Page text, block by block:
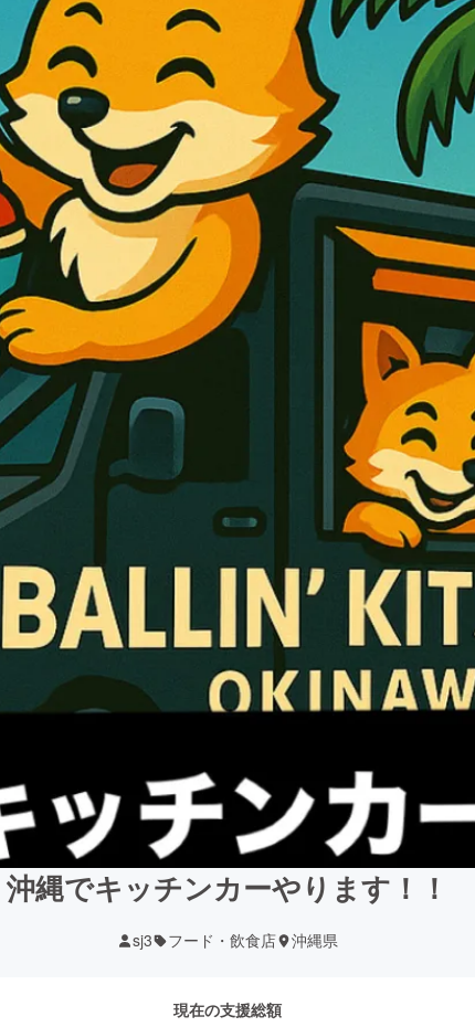
沖縄でキッチンカーやります！！
sj3 フード・飲食店 沖縄県
現在の支援総額